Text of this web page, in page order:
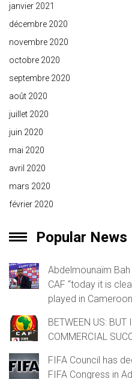
janvier 2021
décembre 2020
novembre 2020
octobre 2020
septembre 2020
août 2020
juillet 2020
juin 2020
mai 2020
avril 2020
mars 2020
février 2020
Popular News
Abdelmounaïm
CAF “today it is
played in
BETWEEN US: BUT
COMMERCIAL
FIFA Council has
FIFA Congress in